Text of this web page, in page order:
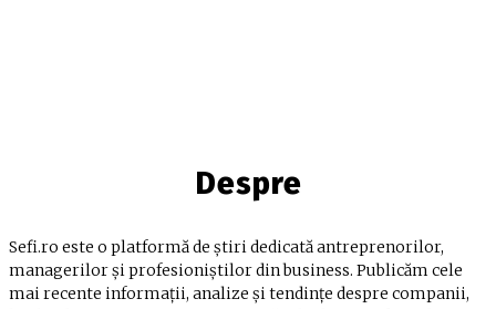
Despre
Sefi.ro este o platformă de știri dedicată antreprenorilor,
managerilor și profesioniștilor din business. Publicăm cele
mai recente informații, analize și tendințe despre companii,